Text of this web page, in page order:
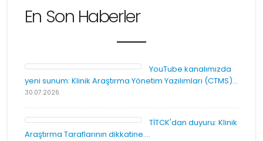
En Son Haberler
YouTube kanalımızda
yeni sunum: Klinik Araştırma Yönetim Yazılımları (CTMS)...
30.07.2026
TİTCK'dan duyuru: Klinik
Araştırma Taraflarının dikkatine....